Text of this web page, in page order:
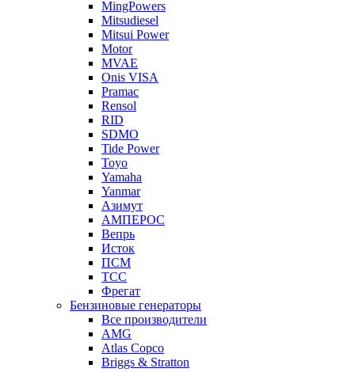
MingPowers
Mitsudiesel
Mitsui Power
Motor
MVAE
Onis VISA
Pramac
Rensol
RID
SDMO
Tide Power
Toyo
Yamaha
Yanmar
Азимут
АМПЕРОС
Вепрь
Исток
ПСМ
ТСС
Фрегат
Бензиновые генераторы
Все производители
AMG
Atlas Copco
Briggs & Stratton